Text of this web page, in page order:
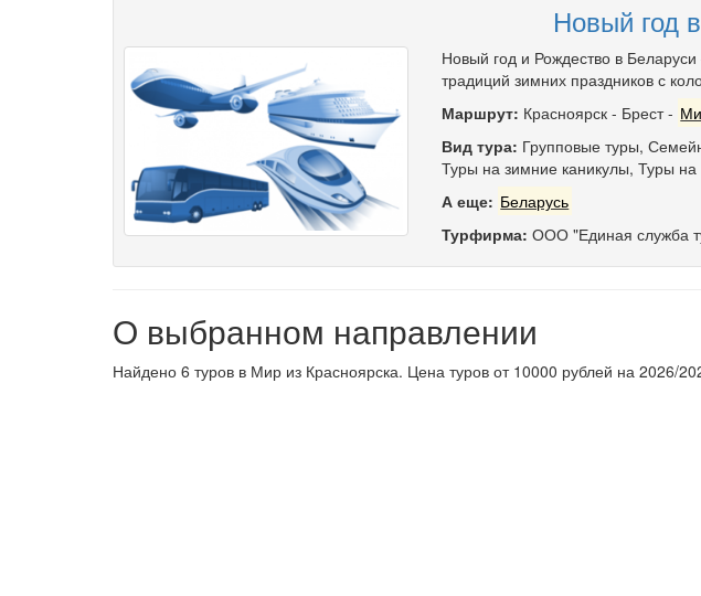
Новый год
Новый год и Рождество в
традиций зимних праздников с
Маршрут: Красноярск- Брест-
Вид тура: Групповые туры,
Туры на зимние каникулы, Туры на
А еще: Беларусь
Турфирма: ООО "Единая служба
О выбранном направлении
Найдено 6 туров в Мир из Красноярска. Цена туров от 10000 рублей на 2026/